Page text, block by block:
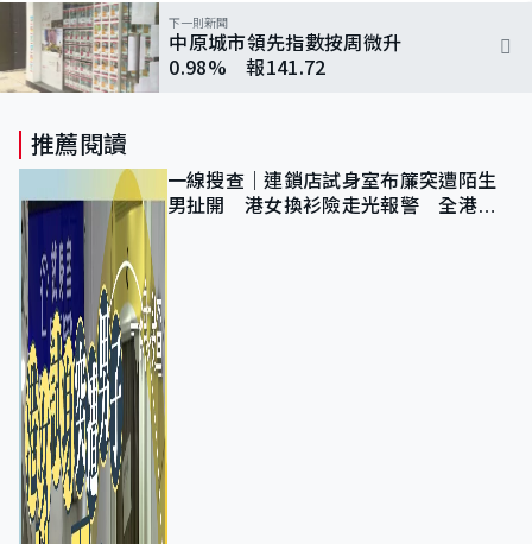
下一則新聞
中原城市領先指數按周微升
0.98% 報141.72
推薦閱讀
一線搜查｜連鎖店試身室布簾突遭陌生
男扯開 港女換衫險走光報警 全港分